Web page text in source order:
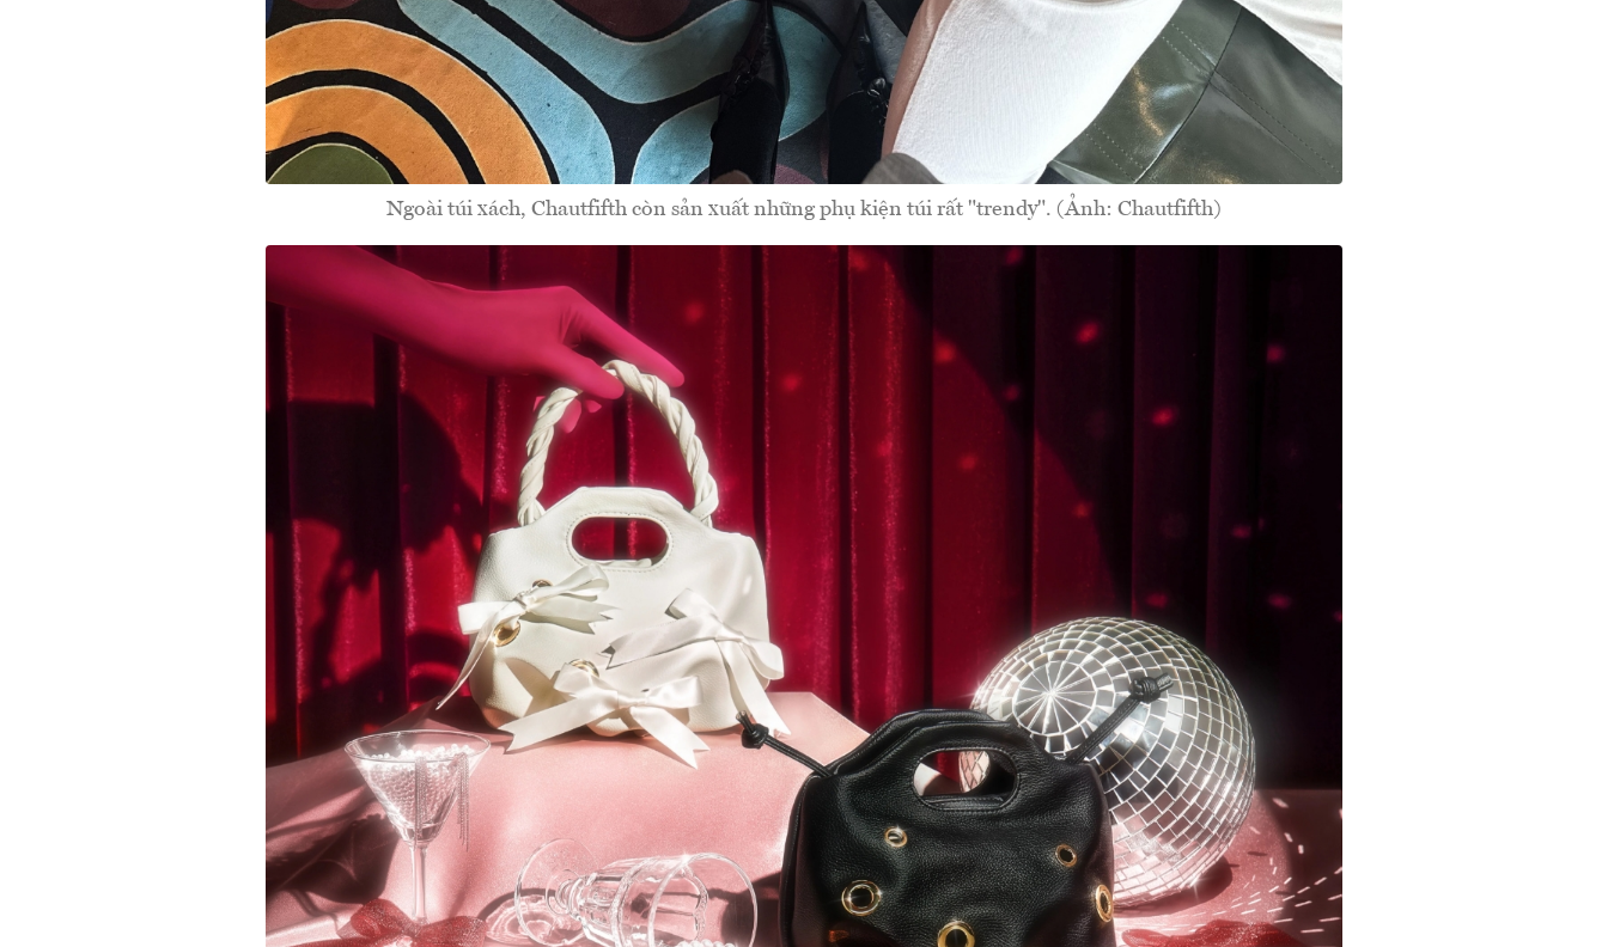
Ngoài túi xách, Chautfifth còn sản xuất những phụ kiện túi rất "trendy". (Ảnh: Chautfifth)